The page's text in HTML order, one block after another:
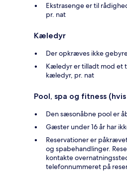
Ekstrasenge er til
pr. nat
Kæledyr
Der opkræves ikke
Kæledyr er tilladt mod et
kæledyr, pr. nat
Pool, spa og fitness
Den sæsonåbne pool er
Gæster under 16 år har
Reservationer er
og spabehandlinger.
kontakte
telefonnummeret på